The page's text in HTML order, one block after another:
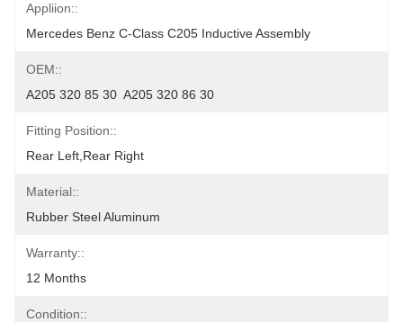
Appliion::
Mercedes Benz C-Class C205 Inductive Assembly
OEM::
A205 320 85 30  A205 320 86 30
Fitting Position::
Rear Left,rear Right
Material::
Rubber Steel Aluminum
Warranty::
12 Months
Condition::